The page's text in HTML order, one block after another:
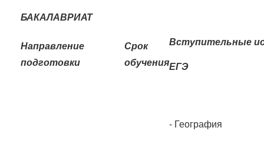
БАКАЛАВРИАТ
Направление
подготовки
Срок
обучения
Вступительные
ЕГЭ
- География